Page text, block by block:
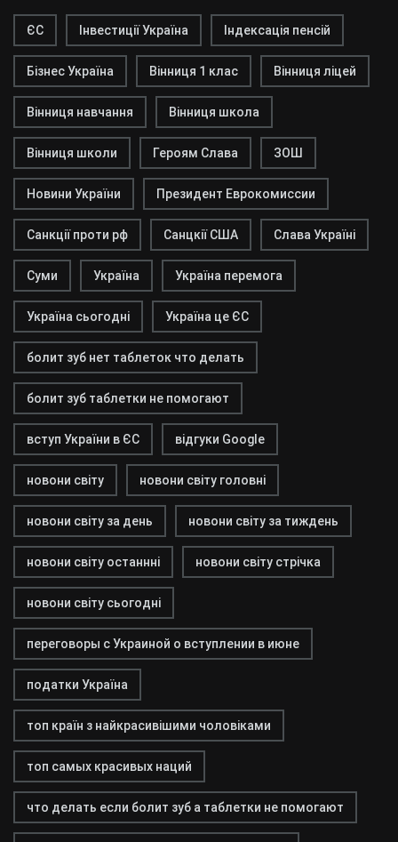
ЄС Інвестиції Україна Індексація пенсій
Бізнес Україна Вінниця 1 клас Вінниця ліцей
Вінниця навчання Вінниця школа
Вінниця школи Героям Слава ЗОШ
Новини України Президент Еврокомиссии
Санкції проти рф Санцкії США Слава Україні
Суми Україна Україна перемога
Україна сьогодні Україна це ЄС
болит зуб нет таблеток что делать
болит зуб таблетки не помогают
вступ України в ЄС відгуки Google
новони світу новони світу головні
новони світу за день новони світу за тиждень
новони світу останнні новони світу стрічка
новони світу сьогодні
переговоры с Украиной о вступлении в июне
податки Україна
топ країн з найкрасивішими чоловіками
топ самых красивых наций
что делать если болит зуб а таблетки не помогают